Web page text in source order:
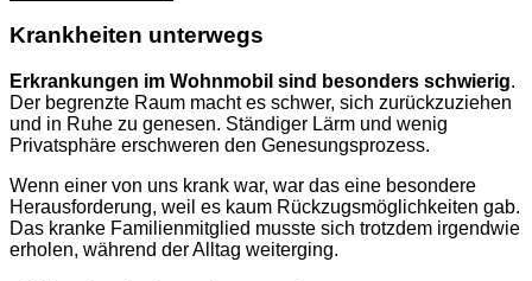
Krankheiten unterwegs
Erkrankungen im Wohnmobil sind besonders schwierig.
Der begrenzte Raum macht es schwer, sich zurückzuziehen
und in Ruhe zu genesen. Ständiger Lärm und wenig
Privatsphäre erschweren den Genesungsprozess.
Wenn einer von uns krank war, war das eine besondere
Herausforderung, weil es kaum Rückzugsmöglichkeiten gab.
Das kranke Familienmitglied musste sich trotzdem irgendwie
erholen, während der Alltag weiterging.